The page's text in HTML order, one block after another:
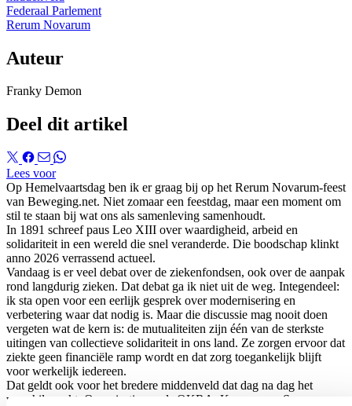
Federaal Parlement
Rerum Novarum
Auteur
Franky Demon
Deel dit artikel
Lees voor
Op Hemelvaartsdag ben ik er graag bij op het Rerum Novarum-feest
van Beweging.net. Niet zomaar een feestdag, maar een moment om
stil te staan bij wat ons als samenleving samenhoudt.
In 1891 schreef paus Leo XIII over waardigheid, arbeid en
solidariteit in een wereld die snel veranderde. Die boodschap klinkt
anno 2026 verrassend actueel.
Vandaag is er veel debat over de ziekenfondsen, ook over de aanpak
rond langdurig zieken. Dat debat ga ik niet uit de weg. Integendeel:
ik sta open voor een eerlijk gesprek over modernisering en
verbetering waar dat nodig is. Maar die discussie mag nooit doen
vergeten wat de kern is: de mutualiteiten zijn één van de sterkste
uitingen van collectieve solidariteit in ons land. Ze zorgen ervoor dat
ziekte geen financiële ramp wordt en dat zorg toegankelijk blijft
voor werkelijk iedereen.
Dat geldt ook voor het bredere middenveld dat dag na dag het
verschil maakt. Organisaties zoals OKRA, Kazou vzw, Samana